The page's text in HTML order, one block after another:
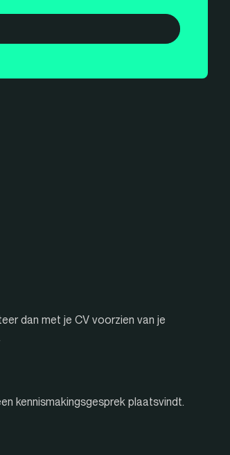
dan met je CV voorzien van je
kennismakingsgesprek plaatsvindt.